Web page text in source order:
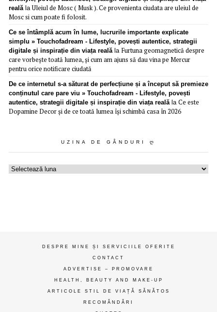
realălaUleiul de Mosc ( Musk ). Ce provenienta ciudata are uleiul de
Mosc si cum poate fi folosit.
Ce se întâmplă acum în lume, lucrurile importante explicate
simplu » Touchofadream - Lifestyle, povești autentice, strategii
digitale și inspirație din viața realăla Furtuna geomagnetică despre
care vorbește toată lumea, și cum am ajuns să dau vina pe Mercur
pentru orice notificare ciudată
De ce internetul s-a săturat de perfecțiune și a început să premieze
conținutul care pare viu » Touchofadream - Lifestyle, povești
autentice, strategii digitale și inspirație din viața realăla Ce este
Dopamine Decor și de ce toată lumea își schimbă casa în 2026
UZINA DE GÂNDURI Ღ
Uzina
DESPRE MINE ȘI SERVICIILE OFERITE
CONTACT
ADVERTISE – PROMOVARE
HEALTH, BEAUTY AND MAKE-UP
ARTICOLE STIL DE VIAȚĂ SĂNĂTOS
RECOMĂNDĂRI